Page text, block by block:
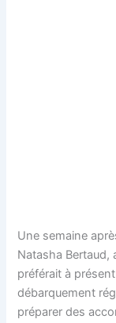
Une semaine
Natasha Bertaud,
préférait à
débarquement
préparer des